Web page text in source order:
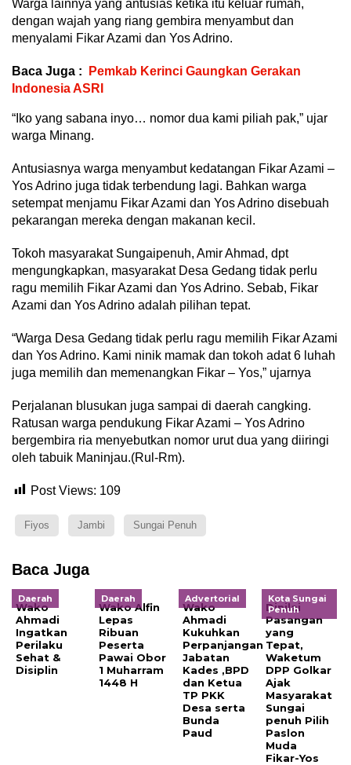
Warga lainnya yang antusias ketika itu keluar rumah,
dengan wajah yang riang gembira menyambut dan
menyalami Fikar Azami dan Yos Adrino.
Baca Juga :
Pemkab Kerinci Gaungkan Gerakan
Indonesia ASRI
“Iko yang sabana inyo… nomor dua kami piliah pak,” ujar
warga Minang.
Antusiasnya warga menyambut kedatangan Fikar Azami –
Yos Adrino juga tidak terbendung lagi. Bahkan warga
setempat menjamu Fikar Azami dan Yos Adrino disebuah
pekarangan mereka dengan makanan kecil.
Tokoh masyarakat Sungaipenuh, Amir Ahmad, dpt
mengungkapkan, masyarakat Desa Gedang tidak perlu
ragu memilih Fikar Azami dan Yos Adrino. Sebab, Fikar
Azami dan Yos Adrino adalah pilihan tepat.
“Warga Desa Gedang tidak perlu ragu memilih Fikar Azami
dan Yos Adrino. Kami ninik mamak dan tokoh adat 6 luhah
juga memilih dan memenangkan Fikar – Yos,” ujarnya
Perjalanan blusukan juga sampai di daerah cangking.
Ratusan warga pendukung Fikar Azami – Yos Adrino
bergembira ria menyebutkan nomor urut dua yang diiringi
oleh tabuik Maninjau.(Rul-Rm).
Post Views: 109
Fiyos Jambi Sungai Penuh
Baca Juga
Daerah
Wako
Ahmadi
Ingatkan
Perilaku
Sehat &
Disiplin
Daerah
Wako Alfin
Lepas
Ribuan
Peserta
Pawai Obor
1 Muharram
1448 H
Advertorial
Wako
Ahmadi
Kukuhkan
Perpanjangan
Jabatan
Kades ,BPD
dan Ketua
TP PKK
Desa serta
Bunda
Paud
Kota Sungai
Penuh
Dinilai
Pasangan
yang
Tepat,
Waketum
DPP Golkar
Ajak
Masyarakat
Sungai
penuh Pilih
Paslon
Muda
Fikar-Yos